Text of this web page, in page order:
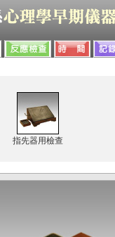
指先器用檢查